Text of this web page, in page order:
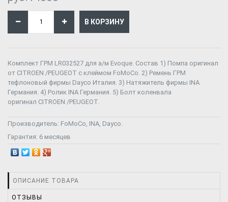
Комплект ГРМ LR032527 для а/м Evoque. Состав 1) Помпа оригинал
от CITROEN /PEUGEOT с клеймом FoMoCo. 2) Ремень ГРМ
тефлоновый фирмы Dayco Италия. 3) Натяжитель фирмы INA
Германия. 4) Ролик INA Германия. 5) Болт коленвала
оригинал CITROEN /PEUGEOT.
Производитель: FoMoCo, INA, Dayco.
Гарантия: 6 месяцев
ОПИСАНИЕ ТОВАРА
ОТЗЫВЫ